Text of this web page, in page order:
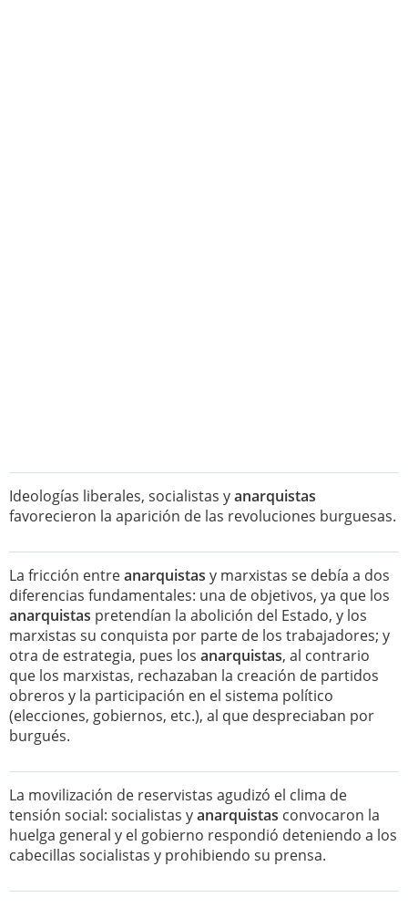
Ideologías liberales, socialistas yanarquistas
favorecieron la aparición de las revoluciones burguesas.
La fricción entreanarquistas y marxistas se debía a dos
diferencias fundamentales: una de objetivos, ya que los
anarquistas pretendían la abolición del Estado, y los
marxistas su conquista por parte de los trabajadores; y
otra de estrategia, pues los anarquistas, al contrario
que los marxistas, rechazaban la creación de partidos
obreros y la participación en el sistema político
(elecciones, gobiernos, etc.), al que despreciaban por
burgués.
La movilización de reservistas agudizó el clima de
tensión social: socialistas yanarquistas convocaron la
huelga general y el gobierno respondió deteniendo a los
cabecillas socialistas y prohibiendo su prensa.